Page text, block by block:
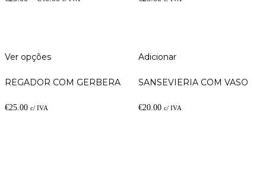
Ver opções
REGADOR COM GERBERA
€25.00 c/ IVA
Adicionar
SANSEVIERIA COM VASO
€20.00 c/ IVA